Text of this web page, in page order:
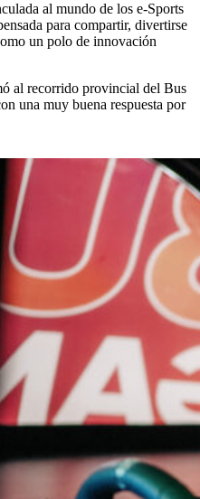
al mundo de los e-Sports
para compartir, divertirse
un polo de innovación
al recorrido provincial del Bus
una muy buena respuesta por